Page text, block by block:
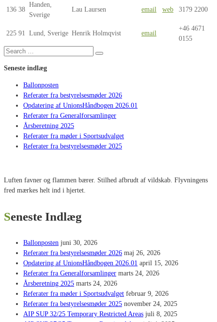
136 38
Handen,
Sverige
Lau Laursen email web 3179 2200
225 91 Lund, Sverige Henrik Holmqvist email
+46 4671
0155
Search
Search
Seneste indlæg
Ballonposten
Referater fra bestyrelsesmøder 2026
Opdatering af UnionsHåndbogen 2026.01
Referater fra Generalforsamlinger
Årsberetning 2025
Referater fra møder i Sportsudvalget
Referater fra bestyrelsesmøder 2025
Luften favner og flammen bærer. Stilhed afbrudt af vildskab. Flyvningens
fred mærkes helt ind i hjertet.
Seneste Indlæg
Ballonposten juni 30, 2026
Referater fra bestyrelsesmøder 2026 maj 26, 2026
Opdatering af UnionsHåndbogen 2026.01 april 15, 2026
Referater fra Generalforsamlinger marts 24, 2026
Årsberetning 2025 marts 24, 2026
Referater fra møder i Sportsudvalget februar 9, 2026
Referater fra bestyrelsesmøder 2025 november 24, 2025
AIP SUP 32/25 Temporary Restricted Areas juli 8, 2025